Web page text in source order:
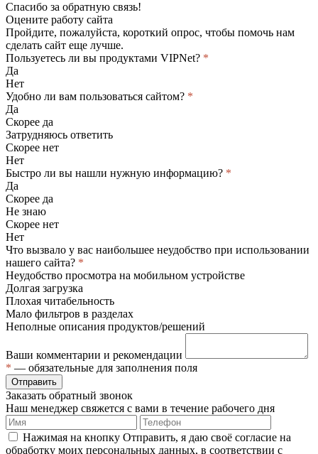
Спасибо за обратную связь!
Оцените работу сайта
Пройдите, пожалуйста, короткий опрос, чтобы помочь нам
сделать сайт еще лучше.
Пользуетесь ли вы продуктами VIPNet? *
Да
Нет
Удобно ли вам пользоваться сайтом? *
Да
Скорее да
Затрудняюсь ответить
Скорее нет
Нет
Быстро ли вы нашли нужную информацию? *
Да
Скорее да
Не знаю
Скорее нет
Нет
Что вызвало у вас наибольшее неудобство при использовании
нашего сайта? *
Неудобство просмотра на мобильном устройстве
Долгая загрузка
Плохая читабельность
Мало фильтров в разделах
Неполные описания продуктов/решений
Ваши комментарии и рекомендации
* — обязательные для заполнения поля
Отправить
Заказать обратный звонок
Наш менеджер свяжется с вами в течение рабочего дня
Нажимая на кнопку Отправить, я даю своё согласие на
обработку моих персональных данных, в соответствии с